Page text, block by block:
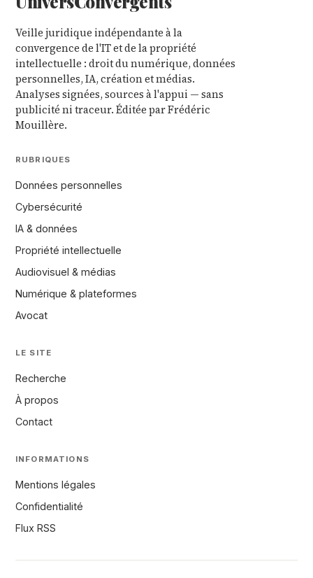
Veille juridique indépendante à la
convergence de l'IT et de la propriété
intellectuelle : droit du numérique, données
personnelles, IA, création et médias.
Analyses signées, sources à l'appui — sans
publicité ni traceur. Éditée par Frédéric
Mouillère.
RUBRIQUES
Données personnelles
Cybersécurité
IA & données
Propriété intellectuelle
Audiovisuel & médias
Numérique & plateformes
Avocat
LE SITE
Recherche
À propos
Contact
INFORMATIONS
Mentions légales
Confidentialité
Flux RSS